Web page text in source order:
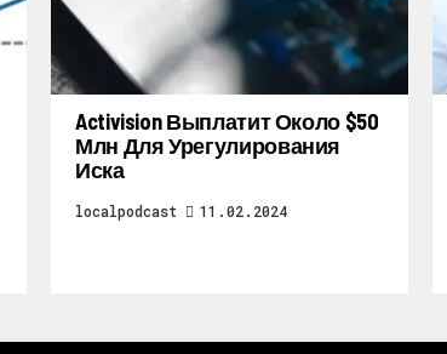
Activision Выплатит Около $50
Млн Для Урегулирования
Иска
localpodcast 11.02.2024